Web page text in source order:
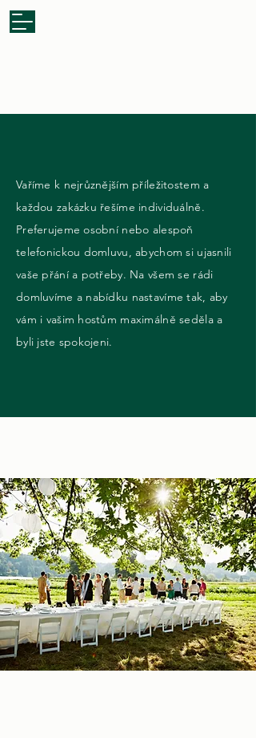
Vaříme k nejrůznějším příležitostem a
každou zakázku řešíme individuálně.
Preferujeme osobní nebo alespoň
telefonickou domluvu, abychom si ujasnili
vaše přání a potřeby. Na všem se rádi
domluvíme a nabídku nastavíme tak, aby
vám i vašim hostům maximálně seděla a
byli jste spokojeni.